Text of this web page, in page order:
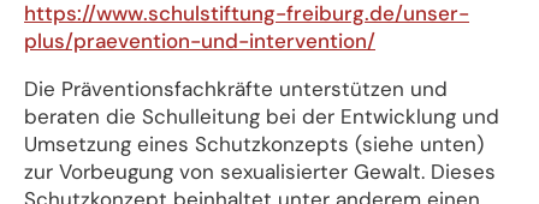
https://www.schulstiftung-freiburg.de/unser-
plus/praevention-und-intervention/
Die Präventionsfachkräfte unterstützen und
beraten die Schulleitung bei der Entwicklung und
Umsetzung eines Schutzkonzepts (siehe unten)
zur Vorbeugung von sexualisierter Gewalt. Dieses